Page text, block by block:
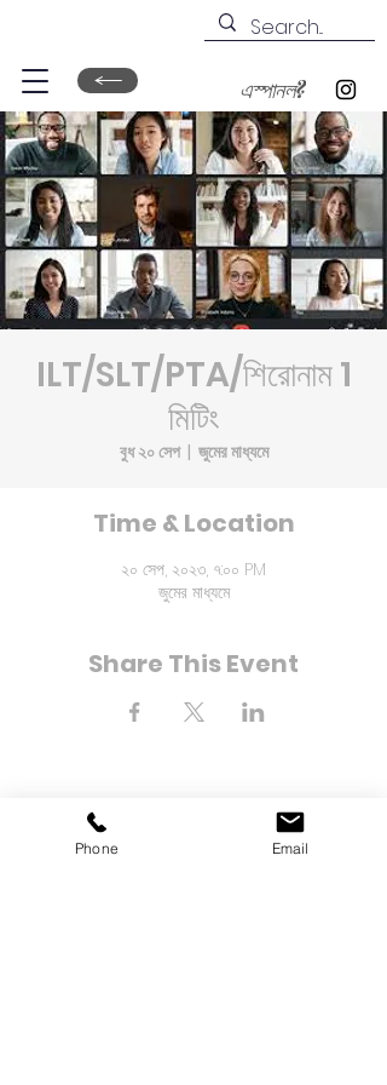
এস্পানল?
ILT/SLT/PTA/শিরোনাম 1
মিটিং
বুধ ২০ সেপ
  |
জুমের মাধ্যমে
Time & Location
২০ সেপ, ২০২৩, ৭:০০ PM
জুমের মাধ্যমে
Share This Event
Phone Email